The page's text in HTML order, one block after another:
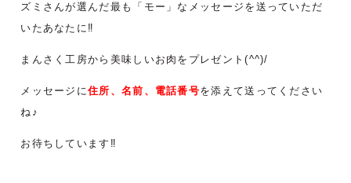
ズミさんが選んだ最も「モー」なメッセージを送っていただ
いたあなたに‼
まんさく工房から美味しいお肉をプレゼント(^^)/
メッセージに住所、名前、電話番号を添えて送ってください
ね♪
お待ちしています‼